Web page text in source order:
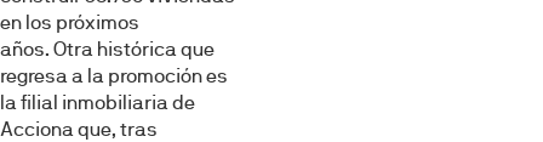
en los próximos
años. Otra histórica que
regresa a la promoción es
la filial inmobiliaria de
Acciona que, tras